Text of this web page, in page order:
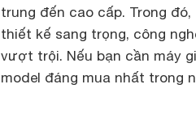
trung đến cao cấp. Trong đó,
thiết kế sang trọng, công
vượt trội. Nếu bạn cần máy
model đáng mua nhất trong